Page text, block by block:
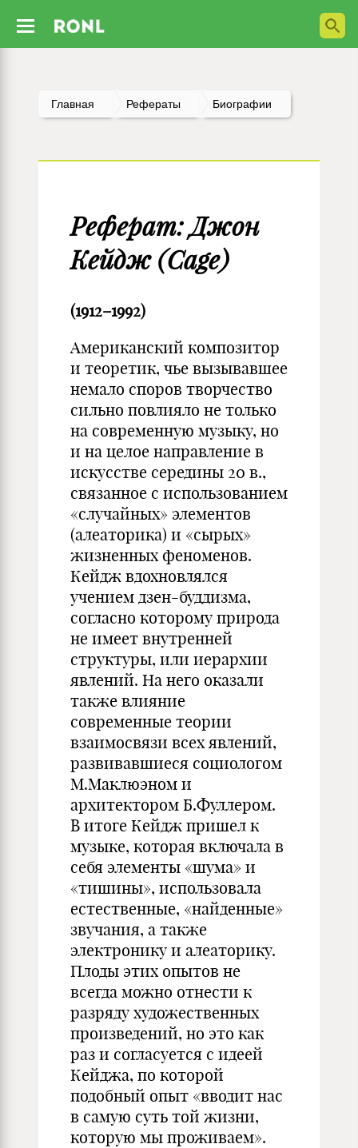
Главная Рефераты Биографии
Реферат: Джон
Кейдж (Cage)
(1912–1992)
Американский композитор
и теоретик, чье вызывавшее
немало споров творчество
сильно повлияло не только
на современную музыку, но
и на целое направление в
искусстве середины 20 в.,
связанное с использованием
«случайных» элементов
(алеаторика) и «сырых»
жизненных феноменов.
Кейдж вдохновлялся
учением дзен-буддизма,
согласно которому природа
не имеет внутренней
структуры, или иерархии
явлений. На него оказали
также влияние
современные теории
взаимосвязи всех явлений,
развивавшиеся социологом
М.Маклюэном и
архитектором Б.Фуллером.
В итоге Кейдж пришел к
музыке, которая включала в
себя элементы «шума» и
«тишины», использовала
естественные, «найденные»
звучания, а также
электронику и алеаторику.
Плоды этих опытов не
всегда можно отнести к
разряду художественных
произведений, но это как
раз и согласуется с идеей
Кейджа, по которой
подобный опыт «вводит нас
в самую суть той жизни,
которую мы проживаем».